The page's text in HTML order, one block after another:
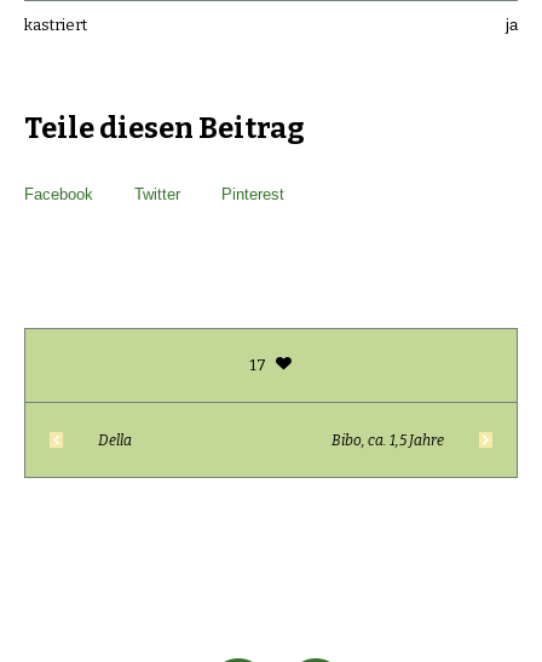
kastriert ja
Teile diesen Beitrag
Facebook Twitter Pinterest
17
Della Bibo, ca. 1,5 Jahre